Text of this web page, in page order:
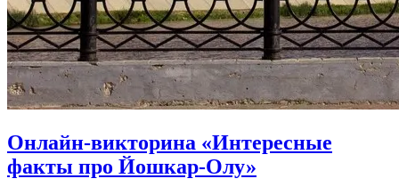
Онлайн-викторина «Интересные
факты про Йошкар-Олу»